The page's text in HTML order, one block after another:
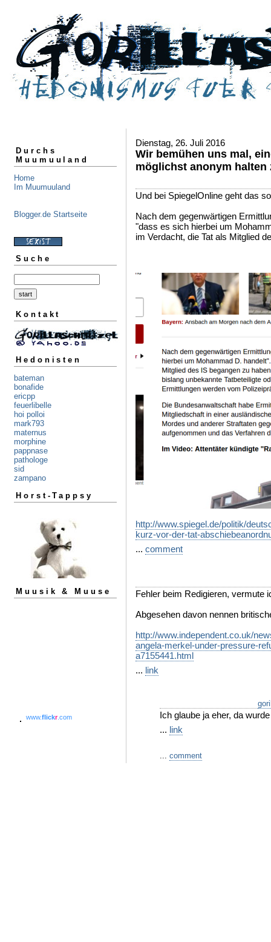
Durchs
Muumuuland
Home
Im Muumuuland
Blogger.de Startseite
Suche
Kontakt
Hedonisten
bateman
bonafide
ericpp
feuerlibelle
hoi polloi
mark793
maternus
morphine
pappnase
pathologe
sid
zampano
Horst-Tappsy
Muusik & Muuse
www.flickr.com
Dienstag, 26. Juli 2016
Wir bemühen uns mal,
möglichst anonym halten
Und bei SpiegelOnline geht das
Nach dem gegenwärtigen
"dass es sich hierbei um
im Verdacht, die Tat als Mitglied
http://www.spiegel.de/politik/
kurz-vor-der-tat-
... comment
Fehler beim Redigieren, vermute
Abgesehen davon nennen
http://www.independent.co.uk/
angela-merkel-under-pressure-
a7155441.html
... link
Ich glaube ja eher, da
... link
... comment